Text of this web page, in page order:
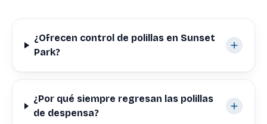
¿Ofrecen control de polillas en Sunset
Park?
¿Por qué siempre regresan las polillas
de despensa?